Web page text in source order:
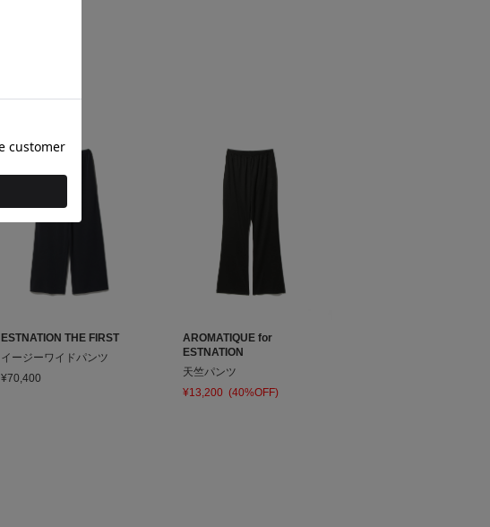
ESTNATION THE FIRST
イージーワイドパンツ
¥70,400
AROMATIQUE for
ESTNATION
天竺パンツ
¥13,200 (40%OFF)